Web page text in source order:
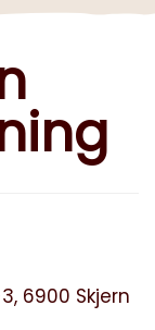
6900 Skjern